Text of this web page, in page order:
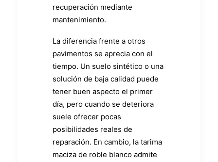
recuperación mediante
mantenimiento.
La diferencia frente a otros
pavimentos se aprecia con el
tiempo. Un suelo sintético o una
solución de baja calidad puede
tener buen aspecto el primer
día, pero cuando se deteriora
suele ofrecer pocas
posibilidades reales de
reparación. En cambio, la tarima
maciza de roble blanco admite